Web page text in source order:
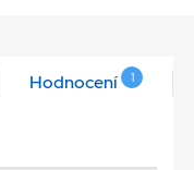
Hodnocení 1